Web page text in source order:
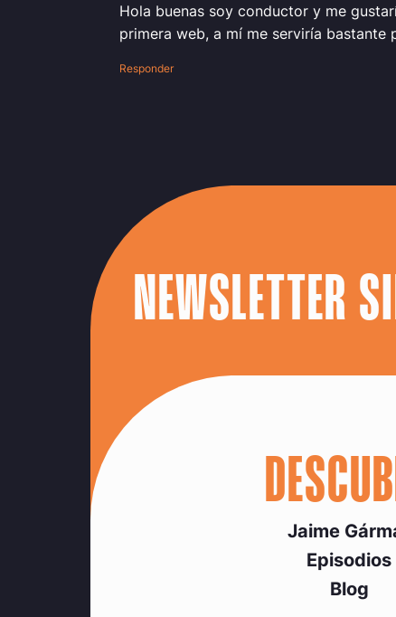
Hola buenas soy conductor y me
primera web, a mí me serviría bastante
Responder
NEWSLETTER
Jaime
Episodios
Blog